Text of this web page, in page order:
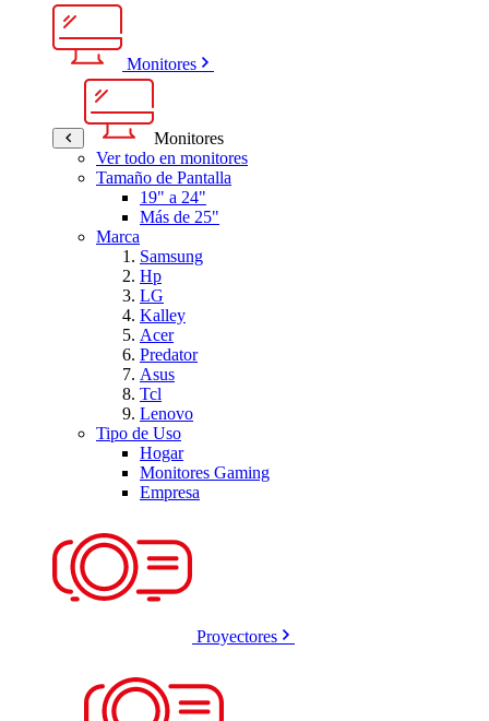
Monitores
Monitores
Ver todo en monitores
Tamaño de Pantalla
19" a 24"
Más de 25"
Marca
Samsung
Hp
LG
Kalley
Acer
Predator
Asus
Tcl
Lenovo
Tipo de Uso
Hogar
Monitores Gaming
Empresa
Proyectores